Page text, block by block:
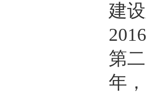
建
第
年